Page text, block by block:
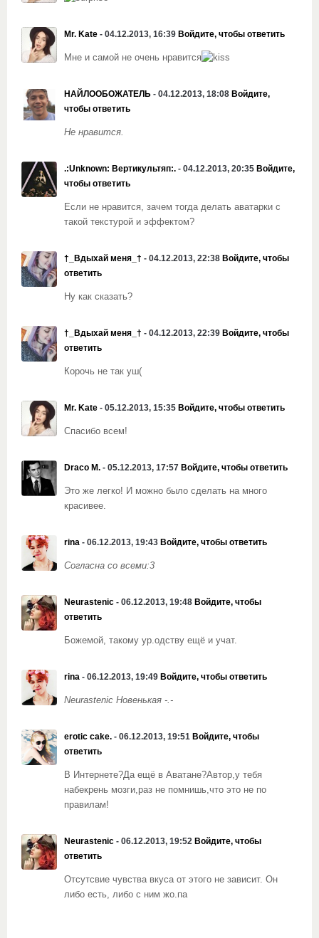
Mr. Kate - 04.12.2013, 16:39 Войдите, чтобы ответить
Мне и самой не очень нравится
НАЙЛООБОЖАТЕЛЬ - 04.12.2013, 18:08 Войдите,
чтобы ответить
Не нравится.
.:Unknown: Вертикультяп:. - 04.12.2013, 20:35 Войдите,
чтобы ответить
Если не нравится, зачем тогда делать аватарки с
такой текстурой и эффектом?
†_Вдыхай меня_† - 04.12.2013, 22:38 Войдите, чтобы
ответить
Ну как сказать?
†_Вдыхай меня_† - 04.12.2013, 22:39 Войдите, чтобы
ответить
Корочь не так уш(
Mr. Kate - 05.12.2013, 15:35 Войдите, чтобы ответить
Спасибо всем!
Draco M. - 05.12.2013, 17:57 Войдите, чтобы ответить
Это же легко! И можно было сделать на много
красивее.
rina - 06.12.2013, 19:43 Войдите, чтобы ответить
Согласна со всеми:3
Neurastenic - 06.12.2013, 19:48 Войдите, чтобы
ответить
Божемой, такому ур.одству ещё и учат.
rina - 06.12.2013, 19:49 Войдите, чтобы ответить
Neurastenic Новенькая -.-
erotic cake. - 06.12.2013, 19:51 Войдите, чтобы
ответить
В Интернете?Да ещё в Аватане?Автор,у тебя
набекрень мозги,раз не помнишь,что это не по
правилам!
Neurastenic - 06.12.2013, 19:52 Войдите, чтобы
ответить
Отсутсвие чувства вкуса от этого не зависит. Он
либо есть, либо с ним жо.па